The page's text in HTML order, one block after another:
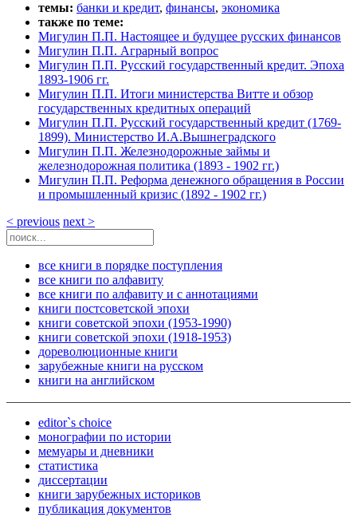
темы: банки и кредит, финансы, экономика
также по теме:
Мигулин П.П. Настоящее и будущее русских финансов
Мигулин П.П. Аграрный вопрос
Мигулин П.П. Русский государственный кредит. Эпоха
1893-1906 гг.
Мигулин П.П. Итоги министерства Витте и обзор
государственных кредитных операций
Мигулин П.П. Русский государственный кредит (1769-
1899). Министерство И.А.Вышнеградского
Мигулин П.П. Железнодорожные займы и
железнодорожная политика (1893 - 1902 гг.)
Мигулин П.П. Реформа денежного обращения в России
и промышленный кризис (1892 - 1902 гг.)
< previous next >
все книги в порядке поступления
все книги по алфавиту
все книги по алфавиту и с аннотациями
книги постсоветской эпохи
книги советской эпохи (1953-1990)
книги советской эпохи (1918-1953)
дореволюционные книги
зарубежные книги на русском
книги на английском
editor`s choice
монографии по истории
мемуары и дневники
статистика
диссертации
книги зарубежных историков
публикация документов